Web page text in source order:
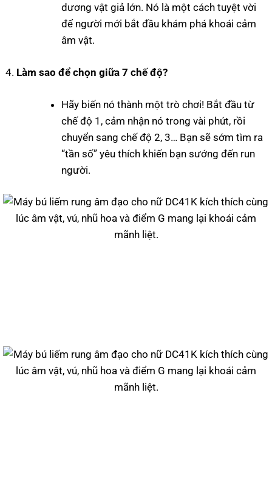
dương vật giả lớn. Nó là một cách tuyệt vời
để người mới bắt đầu khám phá khoái cảm
âm vật.
Làm sao để chọn giữa 7 chế độ?
Hãy biến nó thành một trò chơi! Bắt đầu từ
chế độ 1, cảm nhận nó trong vài phút, rồi
chuyển sang chế độ 2, 3… Bạn sẽ sớm tìm ra
“tần số” yêu thích khiến bạn sướng đến run
người.